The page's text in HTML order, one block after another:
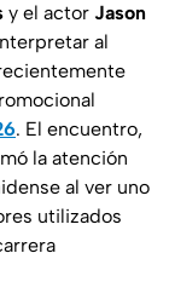
y el actor Jason
al
. El encuentro,
la atención
al ver uno
utilizados